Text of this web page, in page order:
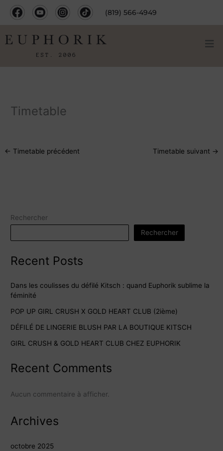
(819) 566-4949
Timetable
← Timetable précédent Timetable suivant →
Rechercher
Rechercher
Recent Posts
Dans les coulisses du défilé Kitsch : quand Euphorik sublime la
féminité
POP UP GIRL CRUSH X GOLD HEART CLUB (2ième)
DÉFILÉ DE LINGERIE BLUSH PAR LA BOUTIQUE KITSCH
GIRL CRUSH & GOLD HEART CLUB CHEZ EUPHORIK
Recent Comments
Aucun commentaire à afficher.
Archives
octobre 2025